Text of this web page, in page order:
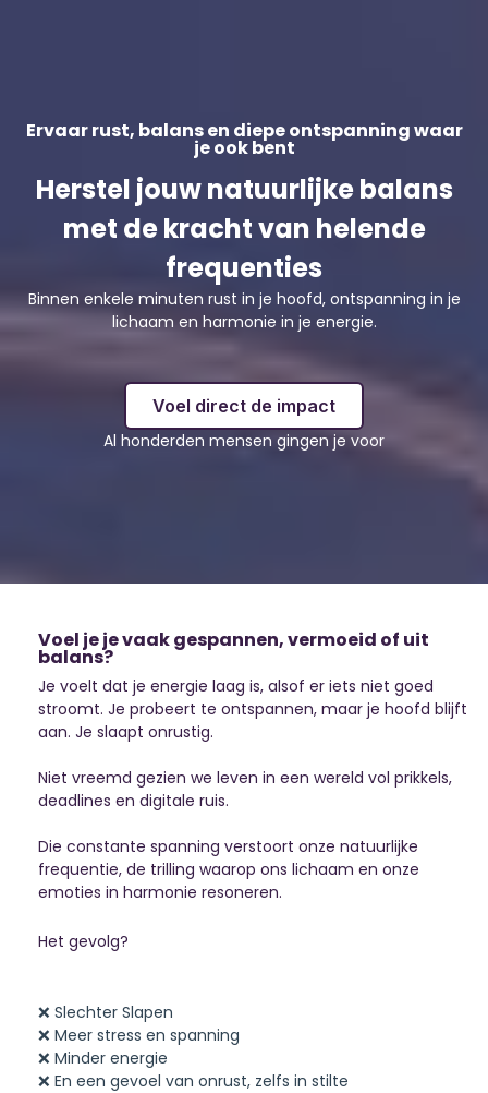
Ervaar rust, balans en diepe ontspanning waar
je ook bent
Herstel jouw natuurlijke balans
met de kracht van helende
frequenties
Binnen enkele minuten rust in je hoofd, ontspanning in je
lichaam en harmonie in je energie.
Voel direct de impact
Al honderden mensen gingen je voor
Voel je je vaak gespannen, vermoeid of uit
balans?
Je voelt dat je energie laag is, alsof er iets niet goed
stroomt. Je probeert te ontspannen, maar je hoofd blijft
aan. Je slaapt onrustig.
Niet vreemd gezien we leven in een wereld vol prikkels,
deadlines en digitale ruis.
Die constante spanning verstoort onze natuurlijke
frequentie, de trilling waarop ons lichaam en onze
emoties in harmonie resoneren.
Het gevolg?
❌ Slechter Slapen
❌ Meer stress en spanning
❌ Minder energie
❌ En een gevoel van onrust, zelfs in stilte